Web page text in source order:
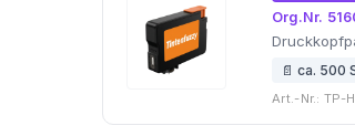
Org.Nr.
📄 ca. 500
Art.-Nr.: TP-